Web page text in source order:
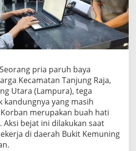
pria paruh baya
Kecamatan Tanjung Raja,
Utara (Lampura), tega
kandungnya yang masih
merupakan buah hati
Aksi bejat ini dilakukan saat
di daerah Bukit Kemuning